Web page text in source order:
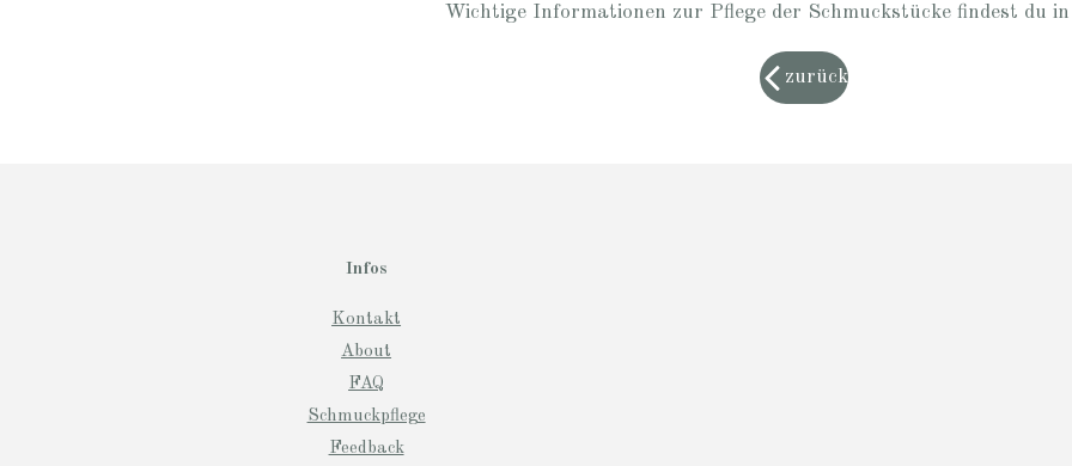
Wichtige Informationen zur Pflege der Schmuckstücke findest du in
zurück
Infos
Kontakt
About
FAQ
Schmuckpflege
Feedback